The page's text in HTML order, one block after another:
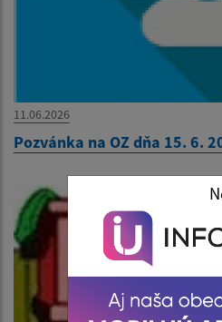
11.06.2026
Pozvánka na OZ dňa 15. 6.